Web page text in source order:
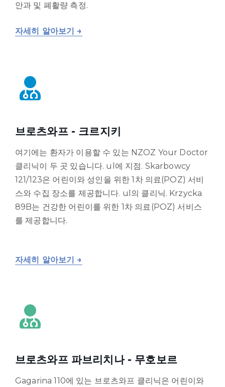
안과 및 폐활량 측정.
자세히 알아보기 →
브로츠와프 - 크르지키
여기에는 환자가 이용할 수 있는 NZOZ Your Doctor
클리닉이 두 곳 있습니다. ul에 지점. Skarbowcy
121/123은 어린이와 성인을 위한 1차 의료(POZ) 서비
스와 수집 장소를 제공합니다. ul의 클리닉. Krzycka
89B는 건강한 어린이를 위한 1차 의료(POZ) 서비스
를 제공합니다.
자세히 알아보기 →
브로츠와프 파브리치나 - 무호보르
Gagarina 110에 있는 브로츠와프 클리닉은 어린이와